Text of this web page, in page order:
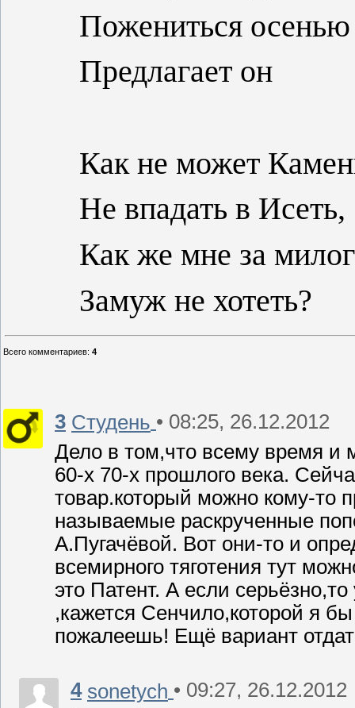
Пожениться осенью
Предлагает он
Как не может
Не впадать в Исеть,
Как же мне за
Замуж не хотеть?
Всего комментариев: 4
3 Студень • 08:25, 26.12.2012
Дело в том,что всему время и
60-х 70-х прошлого века.
товар.который можно кому-то
называемые раскрученные
А.Пугачёвой. Вот они-то и
всемирного тяготения тут
это Патент. А если
,кажется Сенчило,которой я
пожалеешь! Ещё вариант
4 sonetych • 09:27, 26.12.2012